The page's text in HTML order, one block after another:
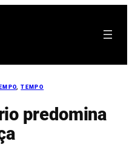
, TEMPO
predomina